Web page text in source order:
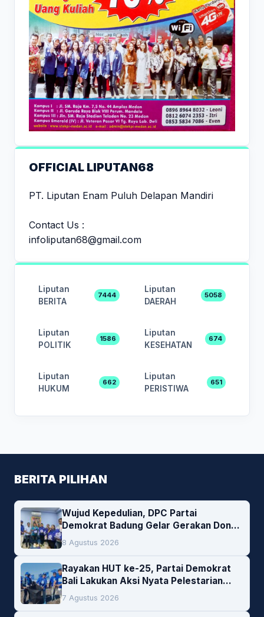
OFFICIAL LIPUTAN68
PT. Liputan Enam Puluh Delapan Mandiri
Contact Us :
infoliputan68@gmail.com
Liputan
BERITA
7444
Liputan
DAERAH
5058
Liputan
POLITIK
1586
Liputan
KESEHATAN
674
Liputan
HUKUM
662
Liputan
PERISTIWA
651
BERITA PILIHAN
Wujud Kepedulian, DPC Partai
Demokrat Badung Gelar Gerakan Donor
Darah
8 Agustus 2026
Rayakan HUT ke-25, Partai Demokrat
Bali Lakukan Aksi Nyata Pelestarian
Lingkungan
7 Agustus 2026